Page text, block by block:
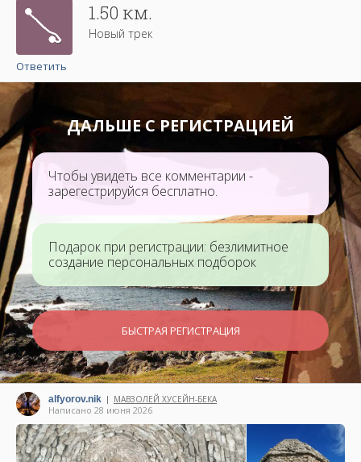
1.50 км.
Новый трек
Ответить
ДАЛЬШЕ С РЕГИСТРАЦИЕЙ
Чтобы увидеть все комментарии -
зарегестрируйся бесплатно.
Подарок при регистрации: безлимитное
создание персональных подборок
БЫСТРАЯ РЕГИСТРАЦИЯ
alfyorov.nik | МАВЗОЛЕЙ ХУСЕЙН-БЕКА
Написано 28 июня 2026